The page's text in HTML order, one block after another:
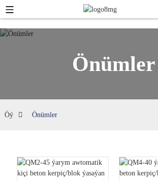
Önümler
Öý Önümler